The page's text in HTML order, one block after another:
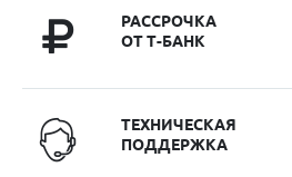
РАССРОЧКА
ОТ Т-БАНК
ТЕХНИЧЕСКАЯ
ПОДДЕРЖКА